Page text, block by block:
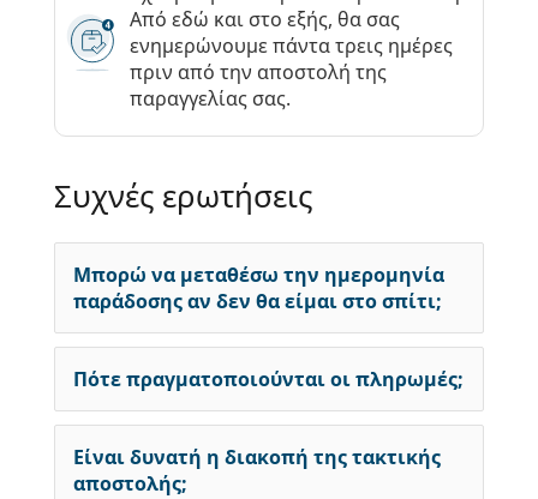
Από εδώ και στο εξής, θα σας
ενημερώνουμε πάντα τρεις ημέρες
πριν από την αποστολή της
παραγγελίας σας.
Συχνές ερωτήσεις
Μπορώ να μεταθέσω την ημερομηνία
παράδοσης αν δεν θα είμαι στο σπίτι;
Πότε πραγματοποιούνται οι πληρωμές;
Είναι δυνατή η διακοπή της τακτικής
αποστολής;